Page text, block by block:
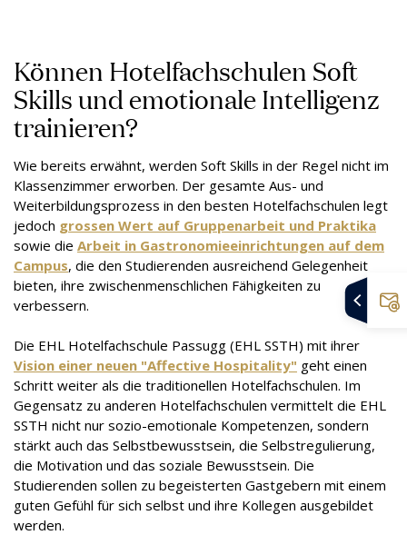
Können Hotelfachschulen Soft
Skills und emotionale Intelligenz
trainieren?
Wie bereits erwähnt, werden Soft Skills in der Regel nicht im
Klassenzimmer erworben. Der gesamte Aus- und
Weiterbildungsprozess in den besten Hotelfachschulen legt
jedoch grossen Wert auf Gruppenarbeit und Praktika
sowie die Arbeit in Gastronomieeinrichtungen auf dem
Campus, die den Studierenden ausreichend Gelegenheit
bieten, ihre zwischenmenschlichen Fähigkeiten zu
verbessern.
Die EHL Hotelfachschule Passugg (EHL SSTH) mit ihrer
Vision einer neuen "Affective Hospitality" geht einen
Schritt weiter als die traditionellen Hotelfachschulen. Im
Gegensatz zu anderen Hotelfachschulen vermittelt die EHL
SSTH nicht nur sozio-emotionale Kompetenzen, sondern
stärkt auch das Selbstbewusstsein, die Selbstregulierung,
die Motivation und das soziale Bewusstsein. Die
Studierenden sollen zu begeisterten Gastgebern mit einem
guten Gefühl für sich selbst und ihre Kollegen ausgebildet
werden.